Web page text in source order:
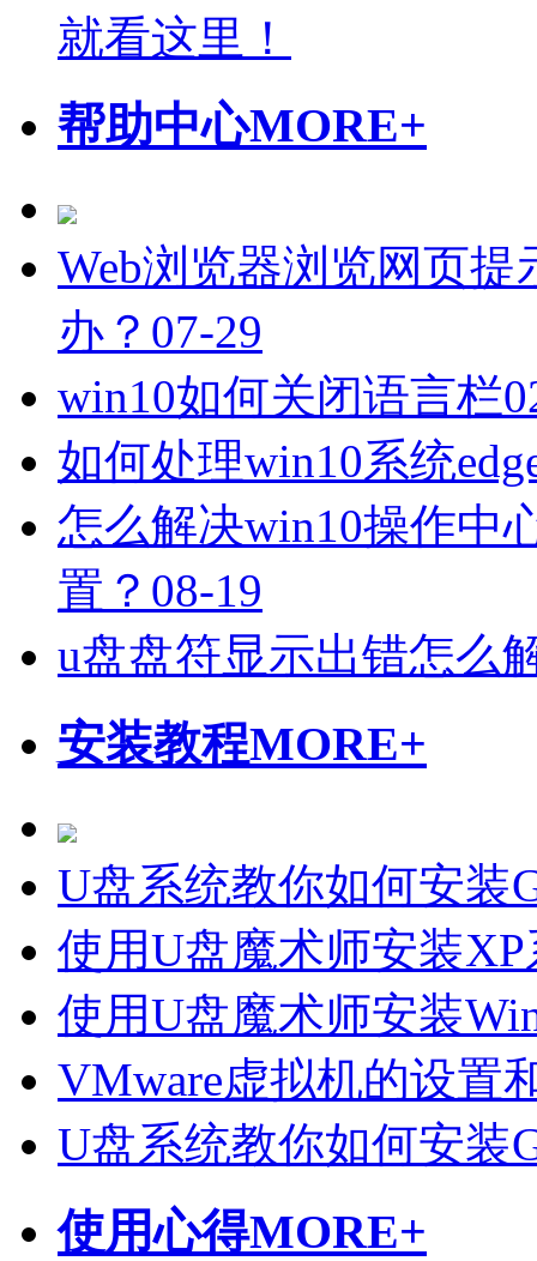
就看这里！
帮助中心MORE+
Web浏览器浏览网页
办？ 07-29
win10如何关闭语言栏
如何处理win10系统
怎么解决win10操作中
置？ 08-19
u盘盘符显示出错怎么
安装教程MORE+
U盘系统教你如何安装
使用U盘魔术师安装
使用U盘魔术师安装
VMware虚拟机的设置
U盘系统教你如何安装
使用心得MORE+